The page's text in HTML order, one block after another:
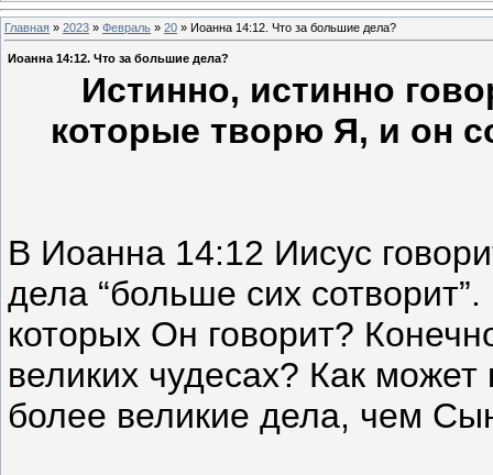
Главная » 2023 » Февраль » 20 » Иоанна 14:12. Что за большие дела?
Иоанна 14:12. Что за большие дела?
Истинно, истинно
которые творю Я, и он
В Иоанна 14:12 Иисус
дела “больше сих
которых Он говорит?
великих чудесах? Как
более великие дела, чем